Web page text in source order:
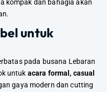
kompak dan bahagia akan
untuk
pada busana Lebaran
untuk acara formal, casual
gaya modern dan cutting